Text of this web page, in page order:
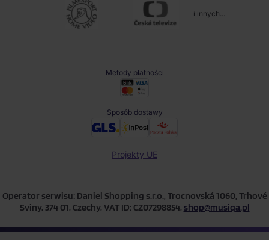
i innych...
Metody płatności
Sposób dostawy
Projekty UE
Operator serwisu: Daniel Shopping s.r.o., Trocnovská 1060, Trhové
Sviny, 374 01, Czechy, VAT ID: CZ07298854, shop@musiqa.pl